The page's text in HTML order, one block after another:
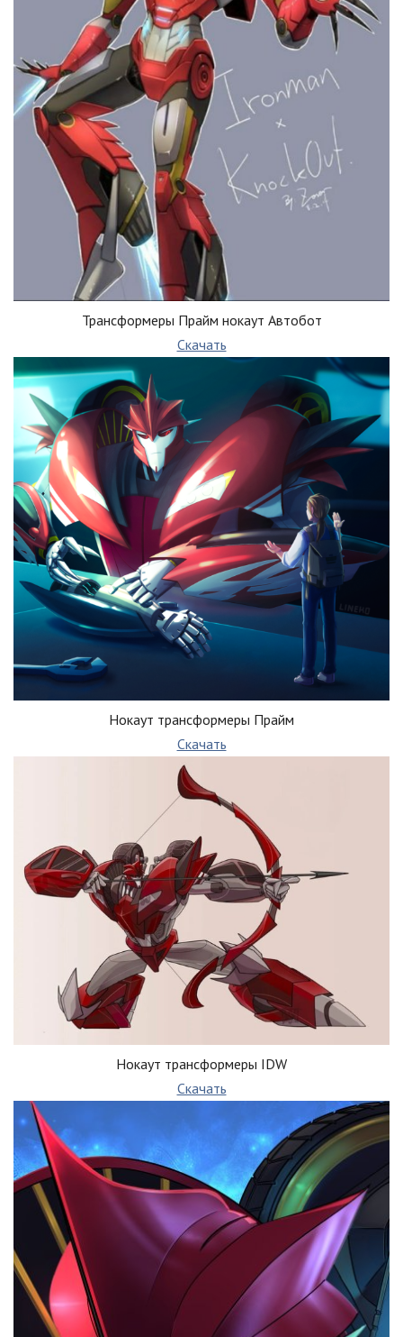
Трансформеры Прайм нокаут Автобот
Скачать
Нокаут трансформеры Прайм
Скачать
Нокаут трансформеры IDW
Скачать